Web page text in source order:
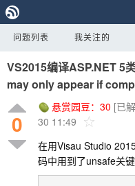
问题列表 我关注的
VS2015编译ASP.NET 5
may only appear if
0
悬赏园豆： 30 [已
30 11:49
在用Visau Studio
码中用到了unsafe关